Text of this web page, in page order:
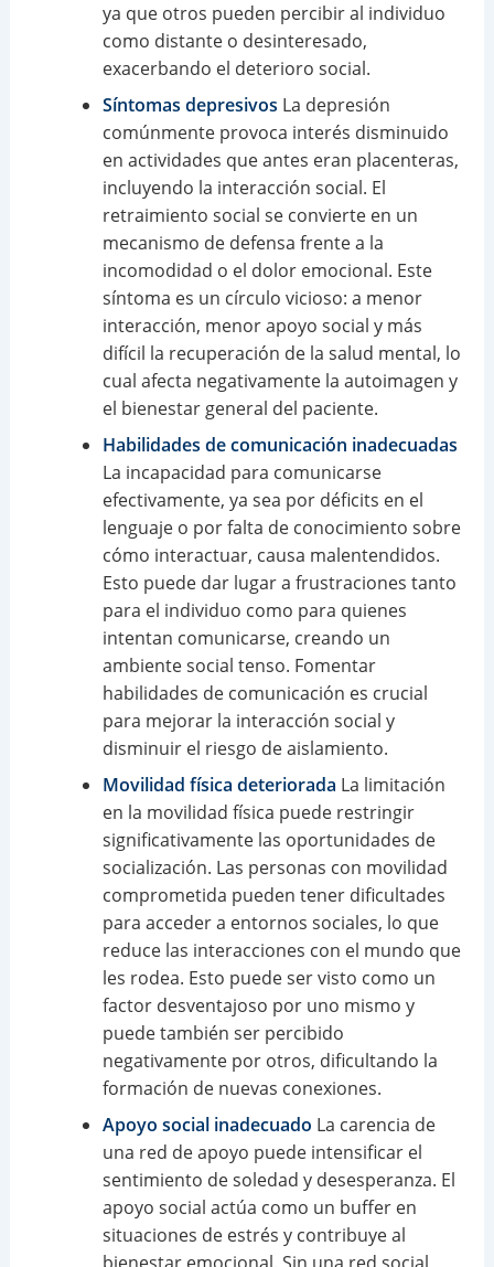
ya que otros pueden percibir al individuo
como distante o desinteresado,
exacerbando el deterioro social.
Síntomas depresivos La depresión
comúnmente provoca interés disminuido
en actividades que antes eran placenteras,
incluyendo la interacción social. El
retraimiento social se convierte en un
mecanismo de defensa frente a la
incomodidad o el dolor emocional. Este
síntoma es un círculo vicioso: a menor
interacción, menor apoyo social y más
difícil la recuperación de la salud mental, lo
cual afecta negativamente la autoimagen y
el bienestar general del paciente.
Habilidades de comunicación inadecuadas
La incapacidad para comunicarse
efectivamente, ya sea por déficits en el
lenguaje o por falta de conocimiento sobre
cómo interactuar, causa malentendidos.
Esto puede dar lugar a frustraciones tanto
para el individuo como para quienes
intentan comunicarse, creando un
ambiente social tenso. Fomentar
habilidades de comunicación es crucial
para mejorar la interacción social y
disminuir el riesgo de aislamiento.
Movilidad física deteriorada La limitación
en la movilidad física puede restringir
significativamente las oportunidades de
socialización. Las personas con movilidad
comprometida pueden tener dificultades
para acceder a entornos sociales, lo que
reduce las interacciones con el mundo que
les rodea. Esto puede ser visto como un
factor desventajoso por uno mismo y
puede también ser percibido
negativamente por otros, dificultando la
formación de nuevas conexiones.
Apoyo social inadecuado La carencia de
una red de apoyo puede intensificar el
sentimiento de soledad y desesperanza. El
apoyo social actúa como un buffer en
situaciones de estrés y contribuye al